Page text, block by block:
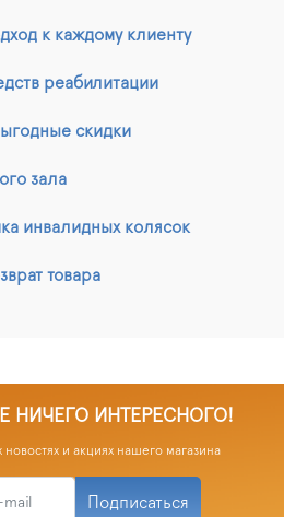
к каждому клиенту
реабилитации
скидки
зала
инвалидных колясок
товара
НИЧЕГО ИНТЕРЕСНОГО!
и акциях нашего магазина
Подписаться